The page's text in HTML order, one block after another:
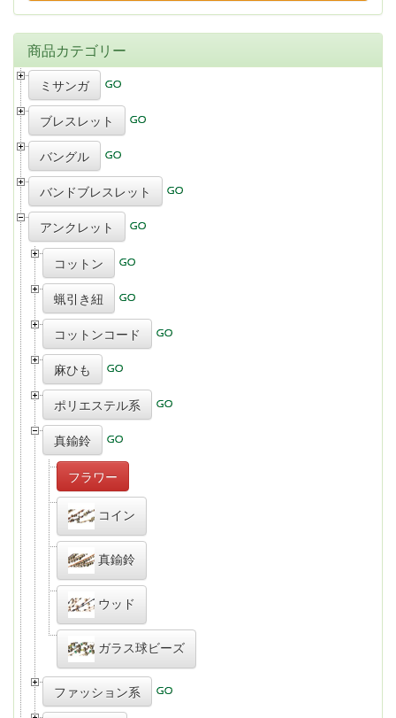
商品カテゴリー
ミサンガ
ブレスレット
バングル
バンドブレスレット
アンクレット
コットン
蝋引き紐
コットンコード
麻ひも
ポリエステル系
真鍮鈴
フラワー
コイン
真鍮鈴
ウッド
ガラス球ビーズ
ファッション系